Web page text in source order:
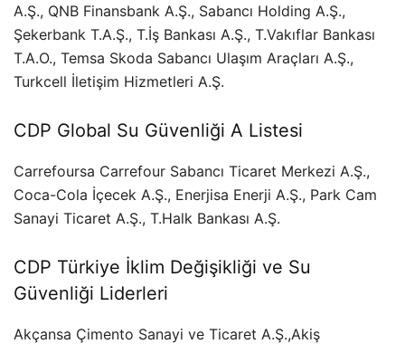
A.Ş., QNB Finansbank A.Ş., Sabancı Holding A.Ş.,
Şekerbank T.A.Ş., T.İş Bankası A.Ş., T.Vakıflar Bankası
T.A.O., Temsa Skoda Sabancı Ulaşım Araçları A.Ş.,
Turkcell İletişim Hizmetleri A.Ş.
CDP Global Su Güvenliği A Listesi
Carrefoursa Carrefour Sabancı Ticaret Merkezi A.Ş.,
Coca-Cola İçecek A.Ş., Enerjisa Enerji A.Ş., Park Cam
Sanayi Ticaret A.Ş., T.Halk Bankası A.Ş.
CDP Türkiye İklim Değişikliği ve Su
Güvenliği Liderleri
Akçansa Çimento Sanayi ve Ticaret A.Ş.,Akiş